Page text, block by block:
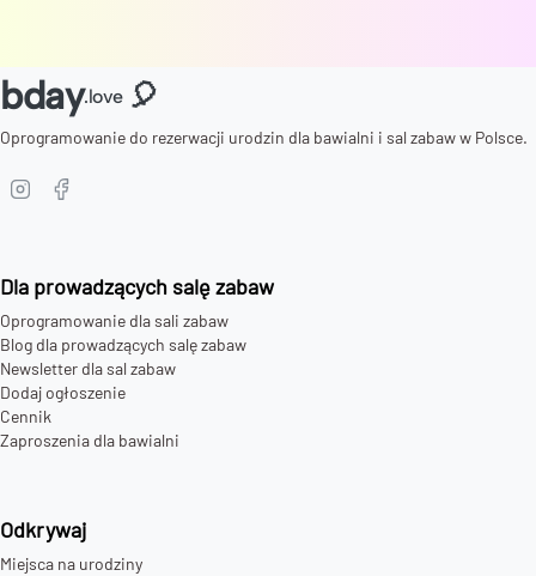
bday.love 🎈
Oprogramowanie do rezerwacji urodzin dla bawialni i sal zabaw w Polsce.
Dla prowadzących salę zabaw
Oprogramowanie dla sali zabaw
Blog dla prowadzących salę zabaw
Newsletter dla sal zabaw
Dodaj ogłoszenie
Cennik
Zaproszenia dla bawialni
Odkrywaj
Miejsca na urodziny